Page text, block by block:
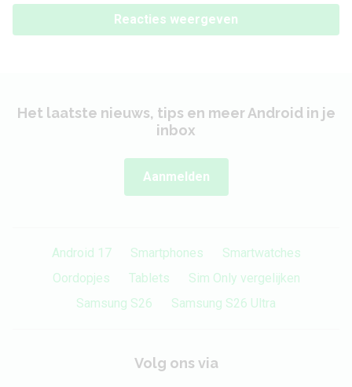
Reacties weergeven
Het laatste nieuws, tips en meer Android in je
inbox
Aanmelden
Android 17 Smartphones
Smartwatches
Oordopjes
Tablets
Sim Only vergelijken
Samsung S26
Samsung S26 Ultra
Volg ons via